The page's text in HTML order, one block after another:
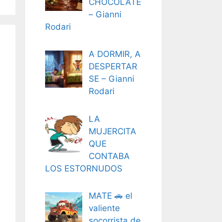
– Gianni
Rodari
A DORMIR, A
DESPERTAR
SE – Gianni
Rodari
LA
MUJERCITA
QUE
CONTABA
LOS ESTORNUDOS
MATE 🚗 el
valiente